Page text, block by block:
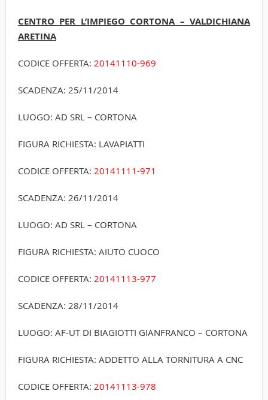
CENTRO PER L’IMPIEGO CORTONA – VALDICHIANA
ARETINA
CODICE OFFERTA: 20141110-969
SCADENZA: 25/11/2014
LUOGO: AD SRL – CORTONA
FIGURA RICHIESTA: LAVAPIATTI
CODICE OFFERTA: 20141111-971
SCADENZA: 26/11/2014
LUOGO: AD SRL – CORTONA
FIGURA RICHIESTA: AIUTO CUOCO
CODICE OFFERTA: 20141113-977
SCADENZA: 28/11/2014
LUOGO: AF-UT DI BIAGIOTTI GIANFRANCO – CORTONA
FIGURA RICHIESTA: ADDETTO ALLA TORNITURA A CNC
CODICE OFFERTA: 20141113-978